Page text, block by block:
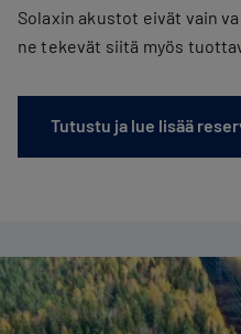
Solaxin akustot eivät vain
ne tekevät siitä myös
Tutustu ja lue lisää